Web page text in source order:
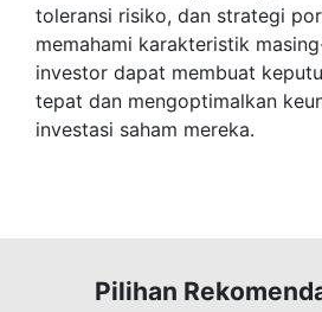
toleransi risiko, dan strategi
memahami karakteristik
investor dapat membuat
tepat dan mengoptimalkan
investasi saham mereka.
Pilihan